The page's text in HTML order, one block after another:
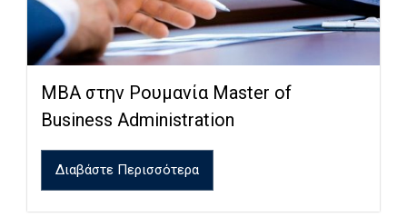
MBA στην Ρουμανία Master of
Business Administration
Διαβάστε Περισσότερα